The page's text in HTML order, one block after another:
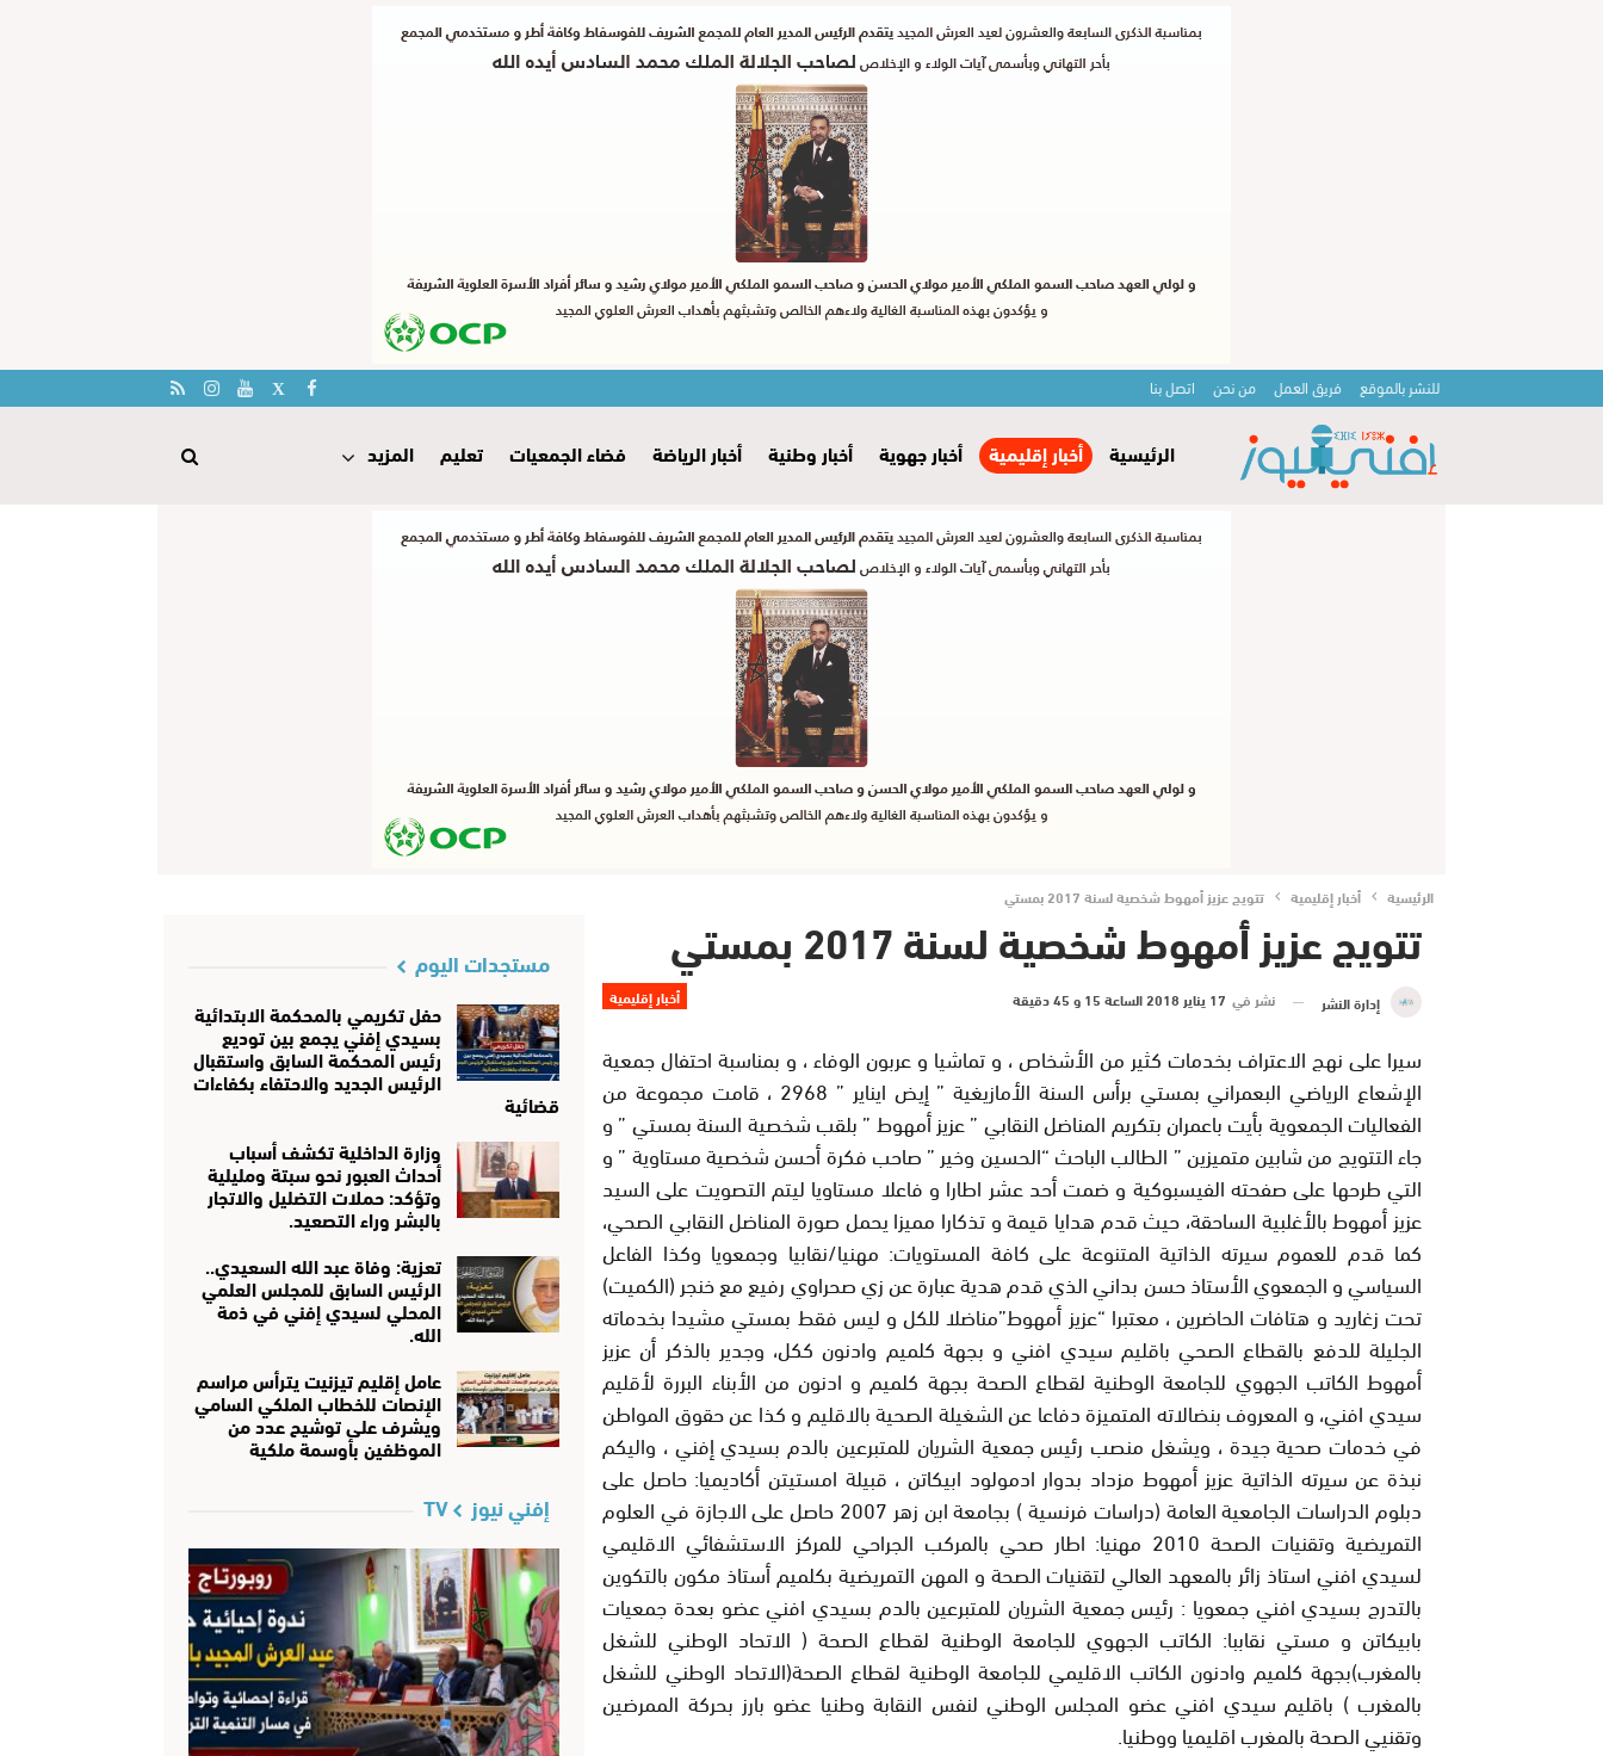
للنشر بالموقع فريق العمل من نحن اتصل بنا
الرئيسية أخبار إقليمية أخبار جهوية أخبار وطنية أخبار الرياضة فضاء الجمعيات تعليم المزيد
الرئيسية أخبار إقليمية تتويج عزيز أمهوط شخصية لسنة 2017 بمستي
تتويج عزيز أمهوط شخصية لسنة 2017 بمستي
أخبار إقليمية إدارة النشر نشر في 17 يناير 2018 الساعة 15 و 45 دقيقة
سيرا على نهج الاعتراف بخدمات كثير من الأشخاص ، و تماشيا و عربون الوفاء ، و بمناسبة احتفال جمعية
الإشعاع الرياضي البعمراني بمستي برأس السنة الأمازيغية ” إيض ايناير ” 2968 ، قامت مجموعة من
الفعاليات الجمعوية بأيت باعمران بتكريم المناضل النقابي ” عزيز أمهوط ” بلقب شخصية السنة بمستي ” و
جاء التتويج من شابين متميزين ” الطالب الباحث “الحسين وخير ” صاحب فكرة أحسن شخصية مستاوية ” و
التي طرحها على صفحته الفيسبوكية و ضمت أحد عشر اطارا و فاعلا مستاويا ليتم التصويت على السيد
عزيز أمهوط بالأغلبية الساحقة، حيث قدم هدايا قيمة و تذكارا مميزا يحمل صورة المناضل النقابي الصحي،
كما قدم للعموم سيرته الذاتية المتنوعة على كافة المستويات: مهنيا/نقابيا وجمعويا وكذا الفاعل
السياسي و الجمعوي الأستاذ حسن بداني الذي قدم هدية عبارة عن زي صحراوي رفيع مع خنجر (الكميت)
تحت زغاريد و هتافات الحاضرين ، معتبرا “عزيز أمهوط”مناضلا للكل و ليس فقط بمستي مشيدا بخدماته
الجليلة للدفع بالقطاع الصحي باقليم سيدي افني و بجهة كلميم وادنون ككل، وجدير بالذكر أن عزيز
أمهوط الكاتب الجهوي للجامعة الوطنية لقطاع الصحة بجهة كلميم و ادنون من الأبناء البررة لأقليم
سيدي افني، و المعروف بنضالاته المتميزة دفاعا عن الشغيلة الصحية بالاقليم و كذا عن حقوق المواطن
في خدمات صحية جيدة ، ويشغل منصب رئيس جمعية الشريان للمتبرعين بالدم بسيدي إفني ، واليكم
نبذة عن سيرته الذاتية عزيز أمهوط مزداد بدوار ادمولود ابيكاتن ، قبيلة امستيتن أكاديميا: حاصل على
دبلوم الدراسات الجامعية العامة (دراسات فرنسية ) بجامعة ابن زهر 2007 حاصل على الاجازة في العلوم
التمريضية وتقنيات الصحة 2010 مهنيا: اطار صحي بالمركب الجراحي للمركز الاستشفائي الاقليمي
لسيدي افني استاذ زائر بالمعهد العالي لتقنيات الصحة و المهن التمريضية بكلميم أستاذ مكون بالتكوين
بالتدرج بسيدي افني جمعويا : رئيس جمعية الشريان للمتبرعين بالدم بسيدي افني عضو بعدة جمعيات
بابيكاتن و مستي نقاببا: الكاتب الجهوي للجامعة الوطنية لقطاع الصحة ( الاتحاد الوطني للشغل
بالمغرب)بجهة كلميم وادنون الكاتب الاقليمي للجامعة الوطنية لقطاع الصحة(الاتحاد الوطني للشغل
بالمغرب ) باقليم سيدي افني عضو المجلس الوطني لنفس النقابة وطنيا عضو بارز بحركة الممرضين
وتقنيي الصحة بالمغرب اقليميا ووطنيا.
مستجدات اليوم
حفل تكريمي بالمحكمة الابتدائية
بسيدي إفني يجمع بين توديع
رئيس المحكمة السابق واستقبال
الرئيس الجديد والاحتفاء بكفاءات
قضائية
وزارة الداخلية تكشف أسباب
أحداث العبور نحو سبتة ومليلية
وتؤكد: حملات التضليل والاتجار
بالبشر وراء التصعيد.
تعزية: وفاة عبد الله السعيدي..
الرئيس السابق للمجلس العلمي
المحلي لسيدي إفني في ذمة
الله.
عامل إقليم تيزنيت يترأس مراسم
الإنصات للخطاب الملكي السامي
ويشرف على توشيح عدد من
الموظفين بأوسمة ملكية
إفني نيوز TV